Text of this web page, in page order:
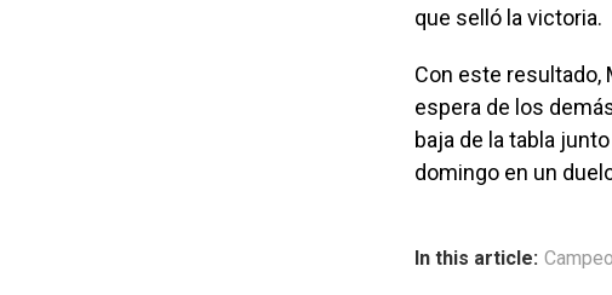
que selló la victoria.
Con este resultado,
espera de los
baja de la tabla
domingo en un
In this article: